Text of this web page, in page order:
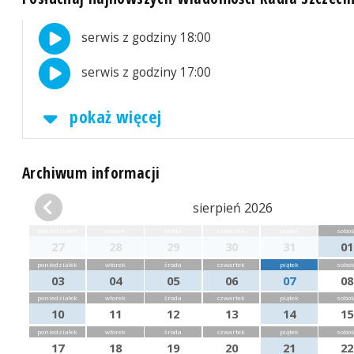
serwis z godziny 18:00
serwis z godziny 17:00
pokaż więcej
Archiwum informacji
sierpień 2026
27 28 29 30 31 01
poniedziałek
03
wtorek
04
środa
05
czwartek
06
piątek
07 08
poniedziałek
10
wtorek
11
środa
12
czwartek
13
piątek
14 15
poniedziałek
17
wtorek
18
środa
19
czwartek
20
piątek
21 22